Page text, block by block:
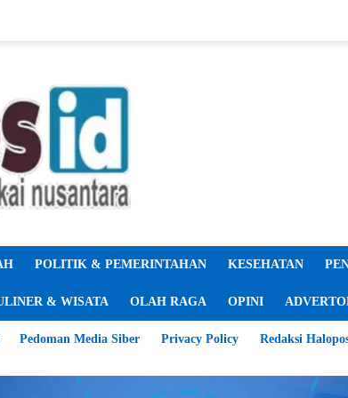
POLITIK & PEMERINTAHAN KESEHATAN
& WISATA OLAH RAGA OPINI
Pedoman Media Siber Privacy Policy Redaksi